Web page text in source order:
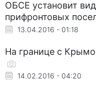
ОБСЕ установит
прифронтовых
13.04.2016 - 01:18
На границе с
14.02.2016 - 04:20